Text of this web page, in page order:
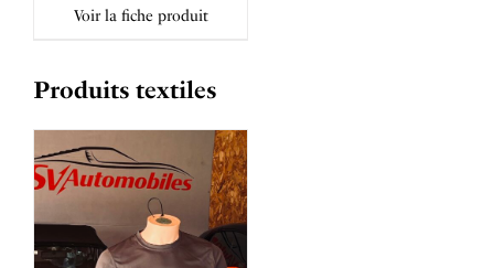
Voir la fiche produit
Produits textiles